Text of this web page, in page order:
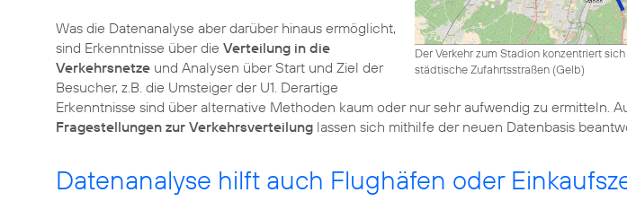
Der Verkehr zum Stadion konzentriert
städtische Zufahrtsstraßen (Gelb)
Was die Datenanalyse aber darüber hinaus ermöglicht,
sind Erkenntnisse über die Verteilung in die
Verkehrsnetze und Analysen über Start und Ziel der
Besucher, z.B. die Umsteiger der U1. Derartige
Erkenntnisse sind über alternative Methoden kaum oder nur sehr aufwendig zu ermitteln.
Fragestellungen zur Verkehrsverteilung lassen sich mithilfe der neuen Datenbasis
Datenanalyse hilft auch Flughäfen oder